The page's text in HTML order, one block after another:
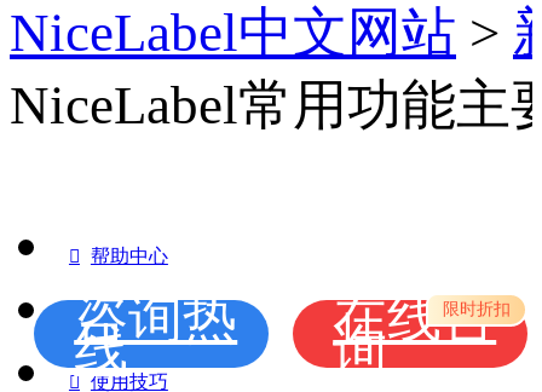
NiceLabel中文网站 >
NiceLabel常用功能主
 帮助中心
 新手入门
 使用技巧
咨询热
线
在线咨
询
限时折扣